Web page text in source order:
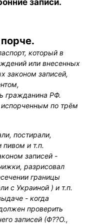
который в
или внесенных
законом записей,
гражданина РФ.
по трём
постирали,
пивом и т.п.
записей -
разрисовал
границы
с Украиной ) и т.п.
- когда
проверить
записей (Ф??О.,